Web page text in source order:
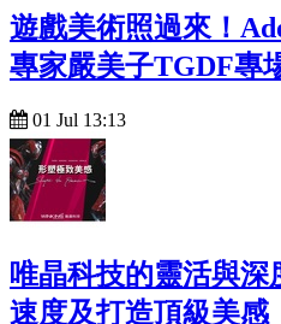
遊戲美術照過來！
專家嚴美子TGDF專
01 Jul 13:13
唯晶科技的靈活與
速度及打造頂級美感